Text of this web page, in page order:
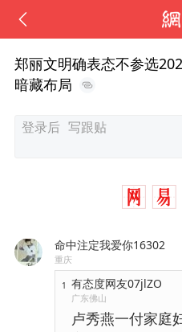
郑丽文明确表态不参选
暗藏布局
命中注定我爱你16302
重庆
1 有态度网友07jlZO
广东佛山
卢秀燕一付家庭